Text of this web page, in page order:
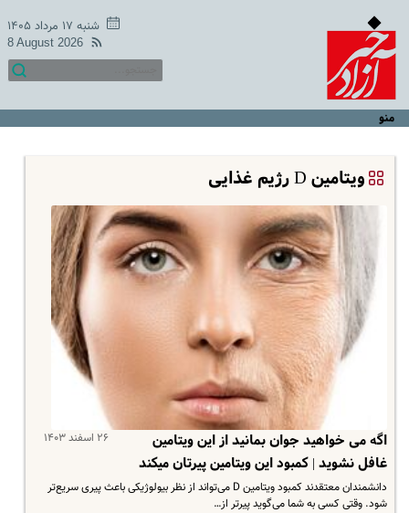
شنبه ۱۷ مرداد ۱۴۰۵
8 August 2026
منو
ویتامین D رژیم غذایی
۲۶ اسفند ۱۴۰۳
اگه می خواهید جوان بمانید از این ویتامین
غافل نشوید | کمبود این ویتامین پیرتان میکند
دانشمندان معتقدند کمبود ویتامین D می‌تواند از نظر بیولوژیکی باعث پیری سریع‌تر
شود. وقتی کسی به شما می‌گوید پیرتر از…